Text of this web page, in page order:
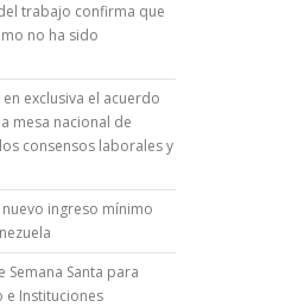
trabajo confirma que
no ha sido
exclusiva el acuerdo
mesa nacional de
consensos laborales y
ingreso mínimo
Semana Santa para
e Instituciones